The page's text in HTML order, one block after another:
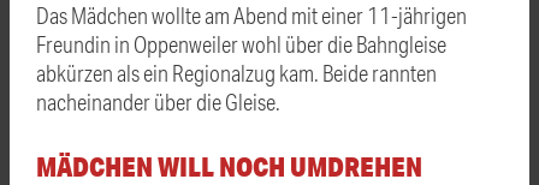
Das Mädchen wollte am Abend mit einer 11-jährigen
Freundin in Oppenweiler wohl über die Bahngleise
abkürzen als ein Regionalzug kam. Beide rannten
nacheinander über die Gleise.
MÄDCHEN WILL NOCH UMDREHEN